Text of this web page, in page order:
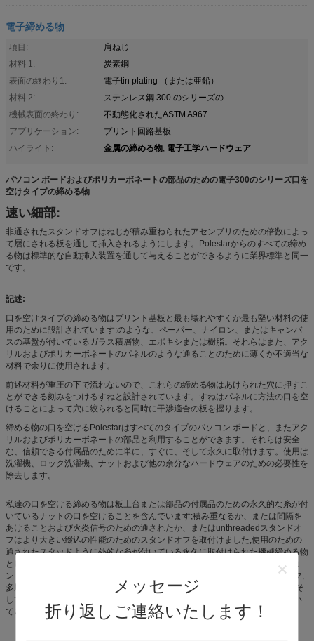
メッセージ
折り返しご連絡いたします！
電子締める物
項目:
肩ねじ
材料 1:
炭素鋼
表面の終わり1:
電子tin plating （または亜鉛）
材料 2:
ステンレス鋼 300 のシリーズの
機械表面の終わり:
不動態化されたASTM A967
アプリケーション:
プリント回路基板
ハイライト:
金属の締める物, 電子工学ハードウェア
パソコン ボードおよびポリカーボネートの部品のための電子300のシリーズ口を
空けタイプの締める物
速い細部:
非通されたスタンドオフはねじが積み重ねられたアセンブリのための倍数によっ
て層にされる板を通して挿入されるようにします。Polestarからのすべての締め
る物は標準的な自動挿入装置を通して与えることができるように業界標準と同一
です。
記述:
口を空けタイプの締める物はプリント基板と最も壊れやすくか最も堅い材料の使
用のために設計されています:のような、ペーパー、ナイロン、またはキャンバ
スの基盤が付いているガラス積層物、エポキシまたは樹脂。それらはまた、アク
リルおよびポリカーボネートのパネルのような通ることのために薄くか不適当な
材料で余りに使用されます。
前述材料が重圧の下で流れないので、これらの締める物はあけられた穴に押すこ
とができる刻みをつけるすねと設計されています。すねはパネルに方法の口を空
けることによって穴に絞られると同時に干渉適合の板を握ります。
締める物の口を空けるPolestarはすべてのタイプのパソコン ボードと、またアク
リルおよびポリカーボネートの部品と利用することができます。それらは安全
な、信頼できる付属品のために単に、すぐに、そして永久に取付けます。使用は
洗濯機、ロック洗濯機、ナットおよび他の余分なハードウェアのための必要性を
除去します。
私達の口を空ける締める物は板土台または部品の付属品のための永久的な糸が付
いているナットの口を空けることを含んでいます;積み重なるか、または間隔を
あけることおよび火炎信号のための通されたか、またはunthreadedスタンドオ
フはより大きい綴込の性能のためのスタンドオフを取付けました;使用のための
通されたスタッドように外的な糸が付いている永久に取付けられた機械締める物
としてsolderableコネクターまたは;ねじか通されたハードウェアなしでパソコ
ン ボードをしっかり握るためにばねの行為を特色にする金属製のスタンドオフ;
多層パソコン ボードのめっきされたによ穴で使用される自己拡大の締める物;そ
してパソコン ボードの容易な土台そして取り外しのための非脱落型ネジが付い
ているワンピースの板台紙ねじアセンブリ。